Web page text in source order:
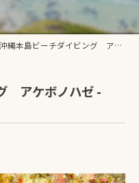
沖縄本島ビーチダイビング アケボノハゼ -DIVEGIFT
アケボノハゼ -